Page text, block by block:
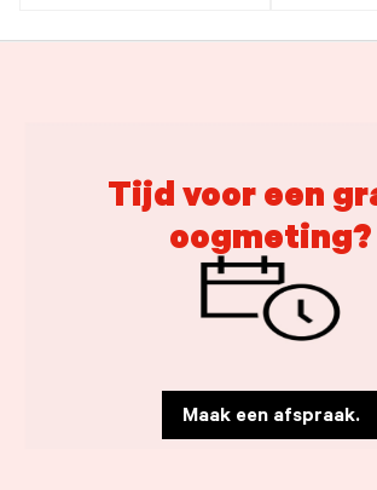
Tijd voor een
oogmeting?
Maak een afspraak.